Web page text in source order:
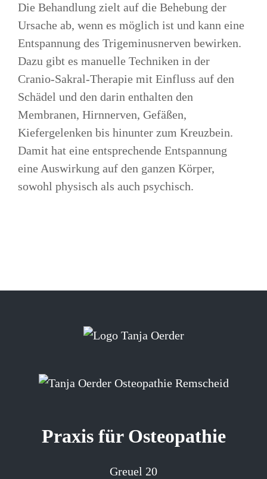
Die Behandlung zielt auf die Behebung der
Ursache ab, wenn es möglich ist und kann eine
Entspannung des Trigeminusnerven bewirken.
Dazu gibt es manuelle Techniken in der
Cranio-Sakral-Therapie mit Einfluss auf den
Schädel und den darin enthalten den
Membranen, Hirnnerven, Gefäßen,
Kiefergelenken bis hinunter zum Kreuzbein.
Damit hat eine entsprechende Entspannung
eine Auswirkung auf den ganzen Körper,
sowohl physisch als auch psychisch.
Praxis für Osteopathie
Greuel 20